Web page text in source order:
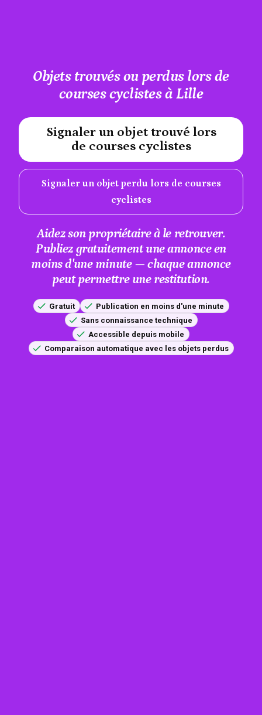
Objets trouvés ou perdus lors de
courses cyclistes à Lille
Signaler un objet trouvé lors
de courses cyclistes
Signaler un objet perdu lors de courses
cyclistes
#A12AEB
Aidez son propriétaire à le retrouver.
Publiez gratuitement une annonce en
moins d'une minute — chaque annonce
peut permettre une restitution.
Gratuit
Publication en moins d'une minute
Sans connaissance technique
Accessible depuis mobile
Comparaison automatique avec les objets perdus